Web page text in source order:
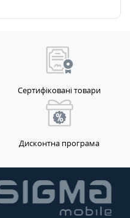
Сертифіковані товари
Дисконтна програма